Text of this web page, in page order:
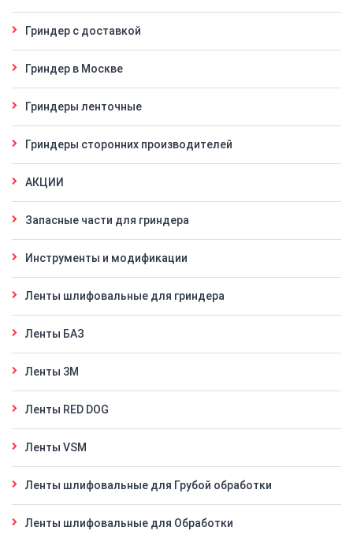
Гриндер с доставкой
Гриндер в Москве
Гриндеры ленточные
Гриндеры сторонних производителей
АКЦИИ
Запасные части для гриндера
Инструменты и модификации
Ленты шлифовальные для гриндера
Ленты БАЗ
Ленты 3M
Ленты RED DOG
Ленты VSM
Ленты шлифовальные для Грубой обработки
Ленты шлифовальные для Обработки